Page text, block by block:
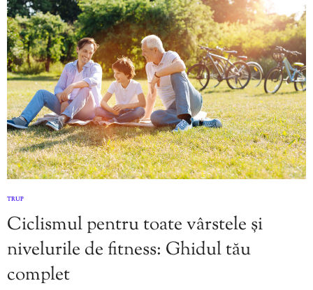
TRUP
Ciclismul pentru toate vârstele și
nivelurile de fitness: Ghidul tău
complet